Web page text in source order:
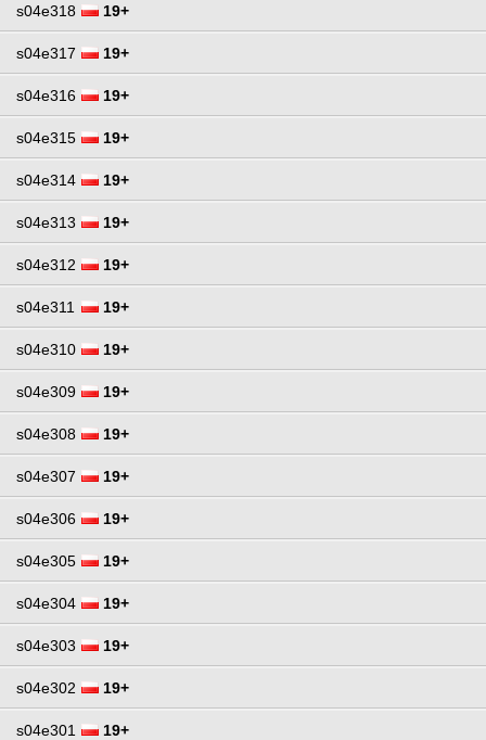
s04e318 19+
s04e317 19+
s04e316 19+
s04e315 19+
s04e314 19+
s04e313 19+
s04e312 19+
s04e311 19+
s04e310 19+
s04e309 19+
s04e308 19+
s04e307 19+
s04e306 19+
s04e305 19+
s04e304 19+
s04e303 19+
s04e302 19+
s04e301 19+